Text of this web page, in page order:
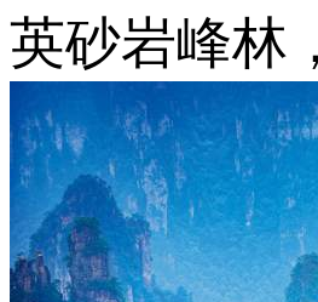
英砂岩峰林